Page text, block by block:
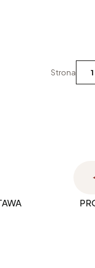
Strona